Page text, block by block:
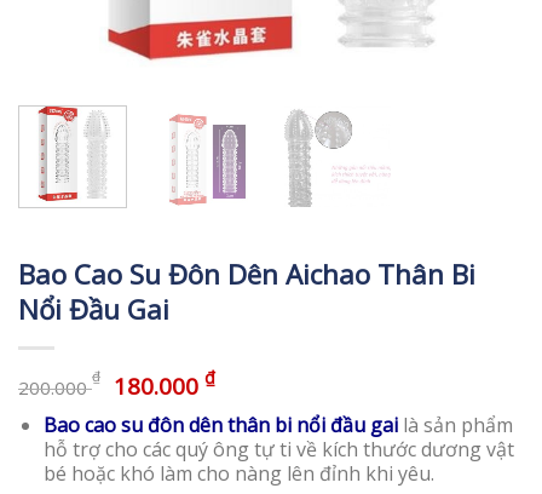
Bao Cao Su Đôn Dên Aichao Thân Bi
Nổi Đầu Gai
200.000₫ 180.000 ₫
Bao cao su đôn dên thân bi nổi đầu gai là sản phẩm
hỗ trợ cho các quý ông tự ti về kích thước dương vật
bé hoặc khó làm cho nàng lên đỉnh khi yêu.